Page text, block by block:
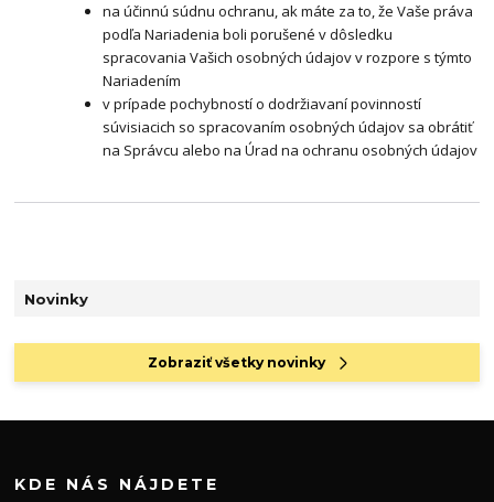
Novinky
Zobraziť všetky novinky
na účinnú súdnu ochranu, ak máte za to, že Vaše práva
podľa Nariadenia boli porušené v dôsledku
spracovania Vašich osobných údajov v rozpore s týmto
Nariadením
v prípade pochybností o dodržiavaní povinností
súvisiacich so spracovaním osobných údajov sa obrátiť
na Správcu alebo na Úrad na ochranu osobných údajov
KDE NÁS NÁJDETE